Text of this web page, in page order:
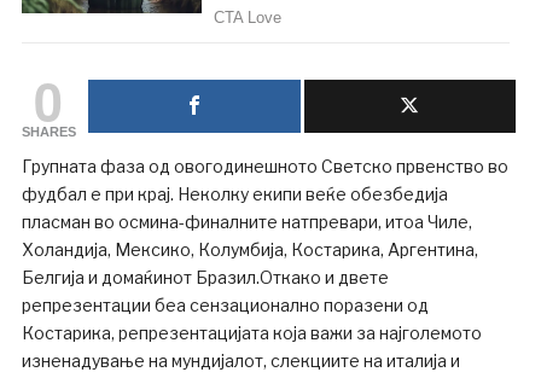
0
SHARES
Групната фаза од овогодинешното Светско првенство во
фудбал е при крај. Неколку екипи веќе обезбедија
пласман во осмина-финалните натпревари, итоа Чиле,
Холандија, Мексико, Колумбија, Костарика, Аргентина,
Белгија и домаќинот Бразил.Откако и двете
репрезентации беа сензационално поразени од
Костарика, репрезентацијата која важи за најголемото
изненадување на мундијалот, слекциите на италија и